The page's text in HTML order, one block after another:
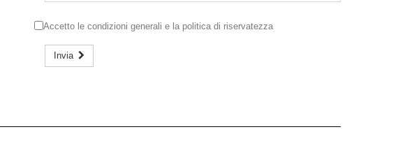
Accetto lecondizioni generali e la politica di riservatezza
Invia